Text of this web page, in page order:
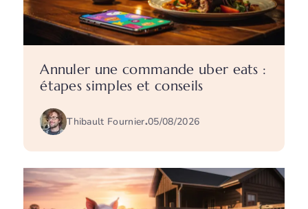
Annuler une commande uber eats :
étapes simples et conseils
Thibault Fournier.05/08/2026